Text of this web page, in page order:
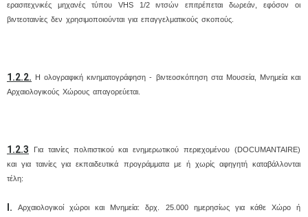
ερασιτεχνικές μηχανές τύπου VHS 1/2 ιντσών επιτρέπεται δωρεάν, εφόσον οι
βιντεοταινίες δεν χρησιμοποιούνται για επαγγελματικούς σκοπούς.
1.2.2. Η ολογραφική κινηματογράφηση - βιντεοσκόπηση στα Μουσεία, Μνημεία και
Αρχαιολογικούς Χώρους απαγορεύεται.
1.2.3 Για ταινίες πολιτιστικού και ενημερωτικού περιεχομένου (DOCUMANTAIRE)
και για ταινίες για εκπαιδευτικά προγράμματα με ή χωρίς αφηγητή καταβάλλονται
τέλη:
Ι. Αρχαιολογικοί χώροι και Μνημεία: δρχ. 25.000 ημερησίως για κάθε Χώρο ή